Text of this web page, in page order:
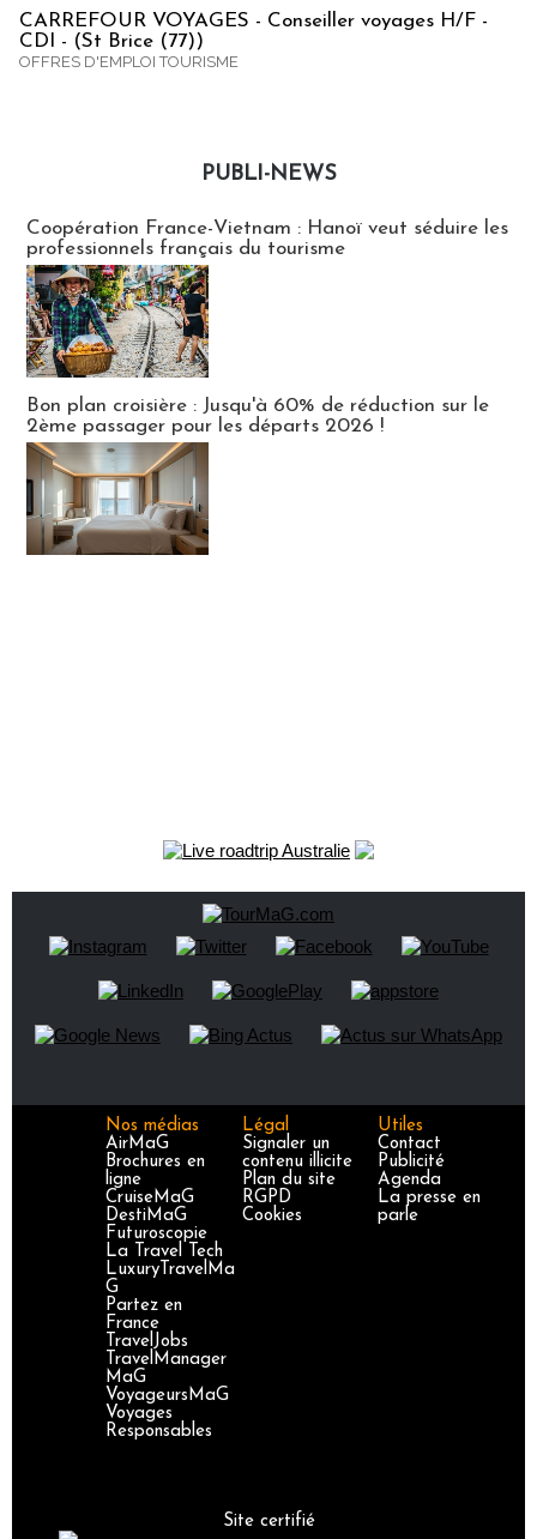
CARREFOUR VOYAGES - Conseiller voyages H/F -
CDI - (St Brice (77))
OFFRES D'EMPLOI TOURISME
PUBLI-NEWS
Coopération France-Vietnam : Hanoï veut séduire les
professionnels français du tourisme
Bon plan croisière : Jusqu'à 60% de réduction sur le
2ème passager pour les départs 2026 !
Nos médias
AirMaG
Brochures en
ligne
CruiseMaG
DestiMaG
Futuroscopie
La Travel Tech
LuxuryTravelMa
G
Partez en
France
TravelJobs
TravelManager
MaG
VoyageursMaG
Voyages
Responsables
Légal
Signaler un
contenu illicite
Plan du site
RGPD
Cookies
Utiles
Contact
Publicité
Agenda
La presse en
parle
Site certifié